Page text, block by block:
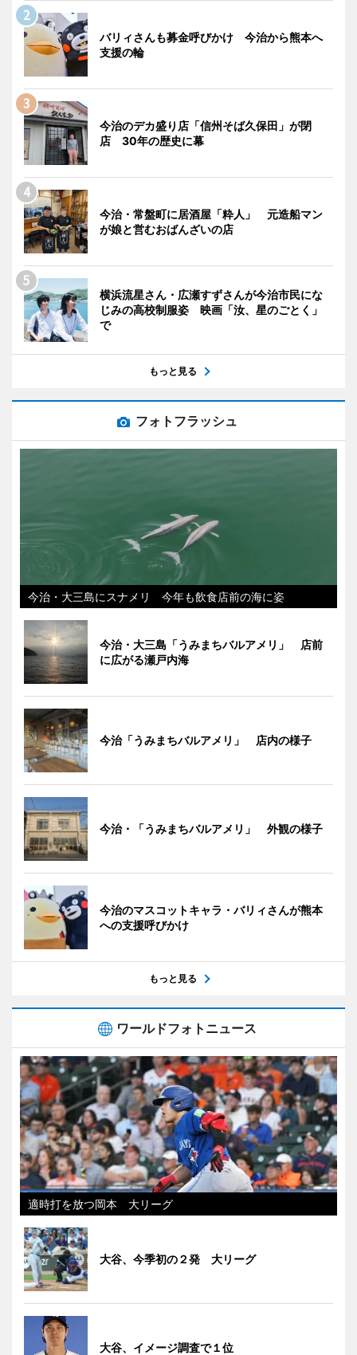
バリィさんも募金呼びかけ 今治から熊本へ
支援の輪
今治のデカ盛り店「信州そば久保田」が閉
店 30年の歴史に幕
今治・常盤町に居酒屋「粋人」 元造船マン
が娘と営むおばんざいの店
横浜流星さん・広瀬すずさんが今治市民にな
じみの高校制服姿 映画「汝、星のごとく」
で
もっと見る
フォトフラッシュ
今治・大三島にスナメリ 今年も飲食店前の海に姿
今治・大三島「うみまちバルアメリ」 店前
に広がる瀬戸内海
今治「うみまちバルアメリ」 店内の様子
今治・「うみまちバルアメリ」 外観の様子
今治のマスコットキャラ・バリィさんが熊本
への支援呼びかけ
もっと見る
ワールドフォトニュース
適時打を放つ岡本 大リーグ
大谷、今季初の２発 大リーグ
大谷、イメージ調査で１位